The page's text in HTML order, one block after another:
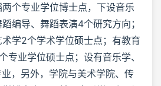
个专业学位博士点，下设音乐
编导、舞蹈表演4个研究方向；
学2个学术学位硕士点；有教育
专业学位硕士点；设有音乐学、
，另外，学院与美术学院、传